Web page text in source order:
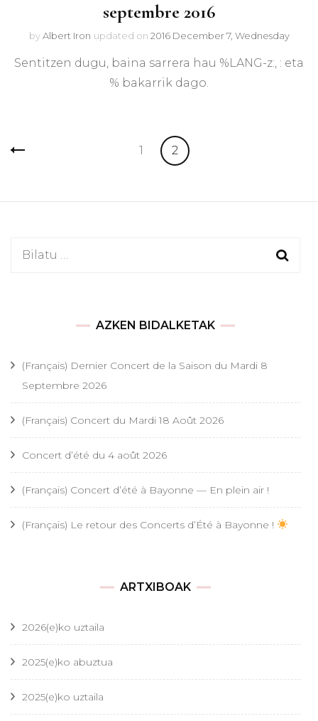
septembre 2016
byAlbert Iron updated on 2016 December 7, Wednesday
Sentitzen dugu, baina sarrera hau %LANG-z:, : eta
% bakarrik dago.
Sarreren
Page
1 Page
2
Bilatu:
AZKEN BIDALKETAK
(Français) Dernier Concert de la Saison du Mardi 8
Septembre 2026
(Français) Concert du Mardi 18 Août 2026
Concert d’été du 4 août 2026
(Français) Concert d’été à Bayonne — En plein air !
(Français) Le retour des Concerts d’Été à Bayonne !
ARTXIBOAK
2026(e)ko uztaila
2025(e)ko abuztua
2025(e)ko uztaila